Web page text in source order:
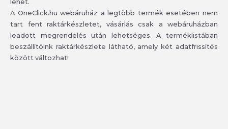
lehet.
A OneClick.hu webáruház a legtöbb termék esetében nem
tart fent raktárkészletet, vásárlás csak a webáruházban
leadott megrendelés után lehetséges. A terméklistában
beszállítóink raktárkészlete látható, amely két adatfrissítés
között változhat!